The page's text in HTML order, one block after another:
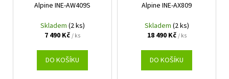
Alpine INE-AW409S
Skladem (2 ks)
7 490 Kč/ ks
DO KOŠÍKU
Alpine INE-AX809
Skladem (2 ks)
18 490 Kč/ ks
DO KOŠÍKU